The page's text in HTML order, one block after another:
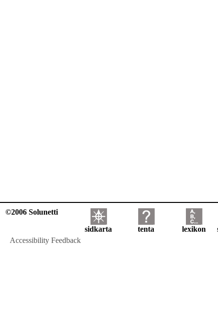
©2006 Solunetti
sidkarta tenta lexikon
Accessibility Feedback